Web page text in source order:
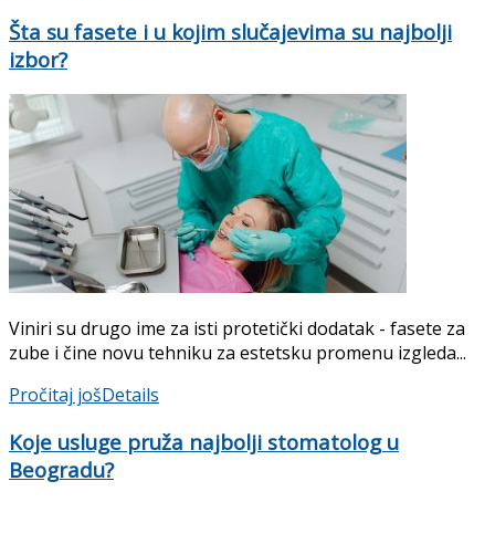
Šta su fasete i u kojim slučajevima su najbolji
izbor?
Viniri su drugo ime za isti protetički dodatak - fasete za
zube i čine novu tehniku za estetsku promenu izgleda...
Pročitaj jošDetails
Koje usluge pruža najbolji stomatolog u
Beogradu?